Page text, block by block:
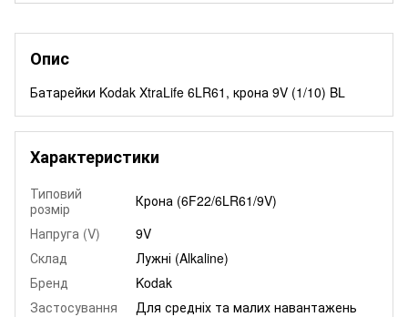
Опис
Батарейки Kodak XtraLife 6LR61, крона 9V (1/10) BL
Характеристики
Типовий
розмір
Крона (6F22/6LR61/9V)
Напруга (V)
9V
Склад
Лужні (Alkaline)
Бренд
Kodak
Застосування
Для средніх та малих навантажень